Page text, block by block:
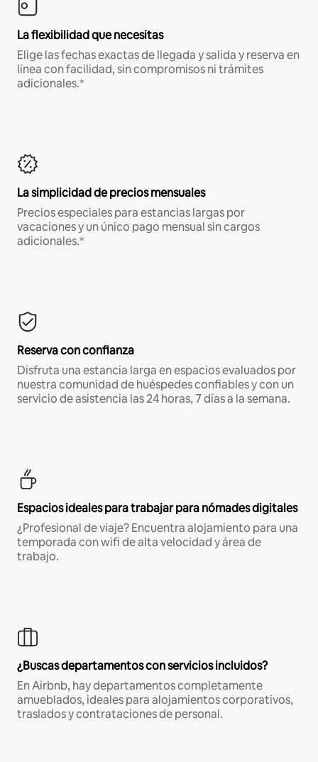
La flexibilidad que necesitas
Elige las fechas exactas de llegada y salida y reserva en
línea con facilidad, sin compromisos ni trámites
adicionales.*
La simplicidad de precios mensuales
Precios especiales para estancias largas por
vacaciones y un único pago mensual sin cargos
adicionales.*
Reserva con confianza
Disfruta una estancia larga en espacios evaluados por
nuestra comunidad de huéspedes confiables y con un
servicio de asistencia las 24 horas, 7 días a la semana.
Espacios ideales para trabajar para nómades digitales
¿Profesional de viaje? Encuentra alojamiento para una
temporada con wifi de alta velocidad y área de
trabajo.
¿Buscas departamentos con servicios incluidos?
En Airbnb, hay departamentos completamente
amueblados, ideales para alojamientos corporativos,
traslados y contrataciones de personal.